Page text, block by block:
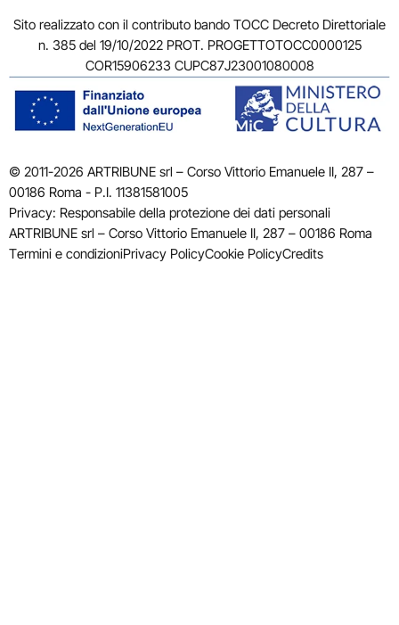
Sito realizzato con il contributo bando TOCC Decreto Direttoriale
n. 385 del 19/10/2022 PROT. PROGETTOTOCC0000125
COR15906233 CUPC87J23001080008
© 2011-2026 ARTRIBUNE srl – Corso Vittorio Emanuele II, 287 –
00186 Roma - P.I. 11381581005
Privacy: Responsabile della protezione dei dati personali
ARTRIBUNE srl – Corso Vittorio Emanuele II, 287 – 00186 Roma
Termini e condizioniPrivacy PolicyCookie PolicyCredits